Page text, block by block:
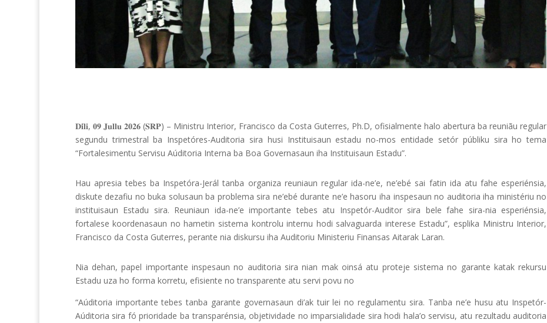
𝐃𝐢́𝐥𝐢, 𝟎𝟗 𝐉𝐮𝐥𝐥𝐮 𝟐𝟎𝟐𝟔 (𝐒𝐑𝐏) – Ministru Interior, Francisco da Costa Guterres, Ph.D, ofisialmente halo abertura ba reuniãu regular
segundu trimestral ba Inspetóres-Auditoria sira husi Instituisaun estadu no-mos entidade setór públiku sira ho tema
“Fortalesimentu Servisu Aúditoria Interna ba Boa Governasaun iha Instituisaun Estadu”.
Hau apresia tebes ba Inspetóra-Jerál tanba organiza reuniaun regular ida-ne’e, ne’ebé sai fatin ida atu fahe esperiénsia,
diskute dezafiu no buka solusaun ba problema sira ne’ebé durante ne’e hasoru iha inspesaun no auditoria iha ministériu no
instituisaun Estadu sira. Reuniaun ida-ne’e importante tebes atu Inspetór-Auditor sira bele fahe sira-nia esperiénsia,
fortalese koordenasaun no hametin sistema kontrolu internu hodi salvaguarda interese Estadu”, esplika Ministru Interior,
Francisco da Costa Guterres, perante nia diskursu iha Auditoriu Ministeriu Finansas Aitarak Laran.
Nia dehan, papel importante inspesaun no auditoria sira nian mak oinsá atu proteje sistema no garante katak rekursu
Estadu uza ho forma korretu, efisiente no transparente atu servi povu no
“Aúditoria importante tebes tanba garante governasaun di’ak tuir lei no regulamentu sira. Tanba ne’e husu atu Inspetór-
Aúditoria sira fó prioridade ba transparénsia, objetividade no imparsialidade sira hodi hala’o servisu, atu rezultadu auditoria